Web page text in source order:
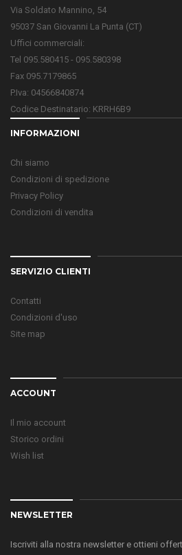
Via Soldato Mannino, 54
95037 San Giovanni La Punta (CT)
Uffici commerciali:
Tel 095.580415 - 095.580398
Fax 095.7179865
P.Iva: 04566840874
Codice Destinatario: KRRH6B9
INFORMAZIONI
Chi siamo
Condizioni di spedizione
Privacy Policy
Condizioni di vendita
SERVIZIO CLIENTI
Contatti
Condizioni d'uso
Site map
ACCOUNT
Il mio account
Storico ordini
Wish list
NEWSLETTER
Iscriviti alla nostra newsletter e ottieni